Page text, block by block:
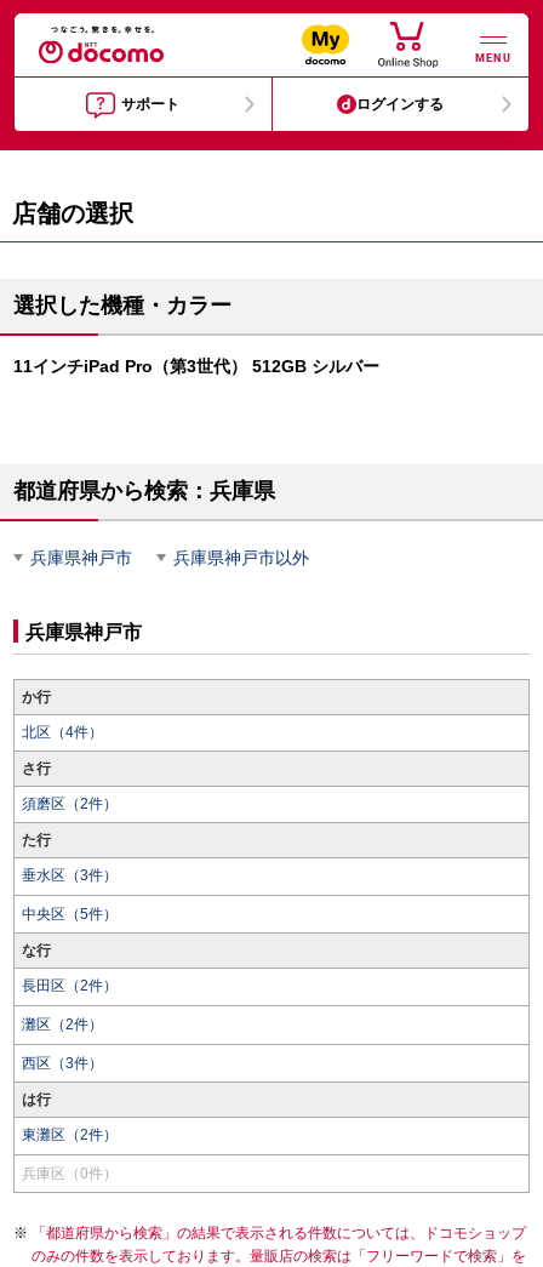
MENU
サポート ログインする
店舗の選択
選択した機種・カラー
11インチiPad Pro（第3世代） 512GB シルバー
都道府県から検索：兵庫県
兵庫県神戸市 兵庫県神戸市以外
兵庫県神戸市
か行
北区（4件）
さ行
須磨区（2件）
た行
垂水区（3件）
中央区（5件）
な行
長田区（2件）
灘区（2件）
西区（3件）
は行
東灘区（2件）
兵庫区（0件）
「都道府県から検索」の結果で表示される件数については、ドコモショップ
のみの件数を表示しております。量販店の検索は「フリーワードで検索」を